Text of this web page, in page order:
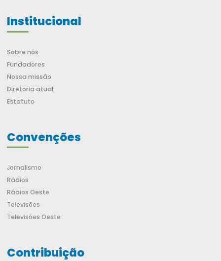
Institucional
Sobre nós
Fundadores
Nossa missão
Diretoria atual
Estatuto
Convenções
Jornalismo
Rádios
Rádios Oeste
Televisões
Televisões Oeste
Contribuição